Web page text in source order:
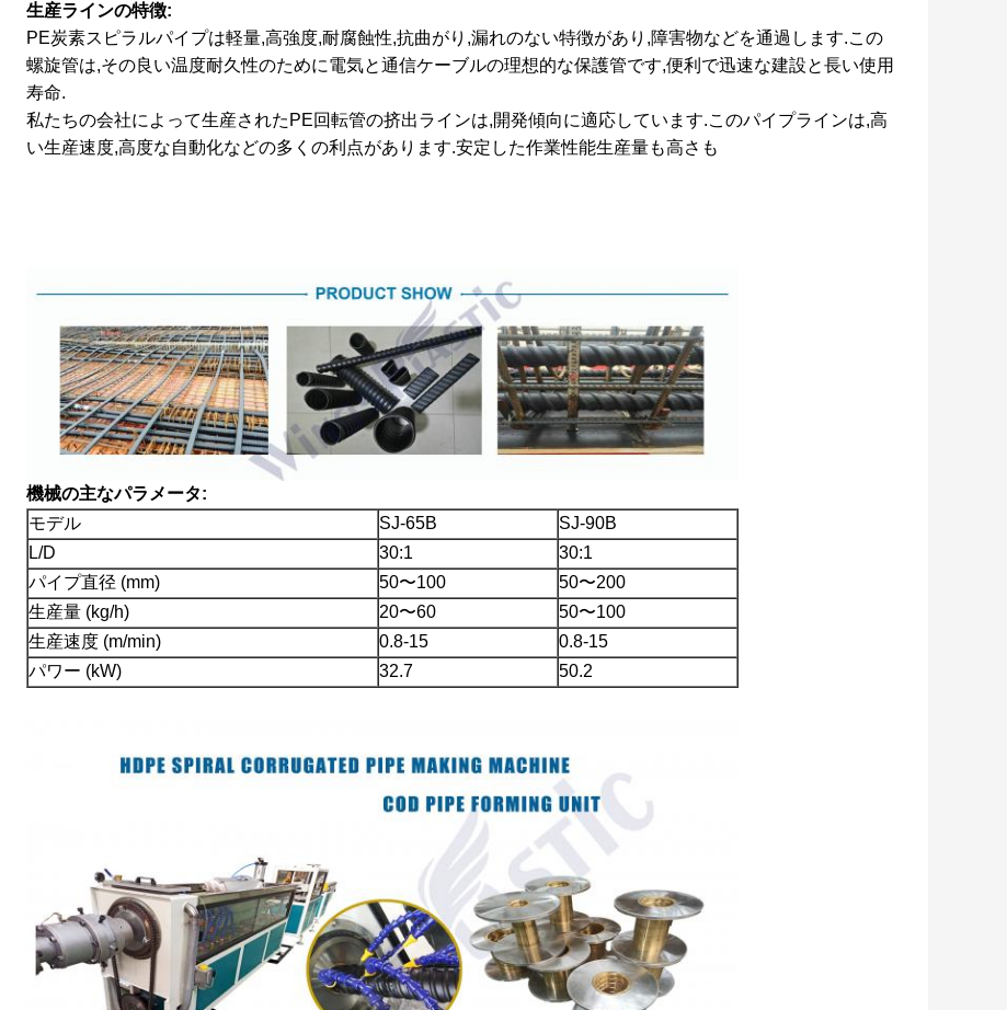
生産ラインの特徴:
PE炭素スピラルパイプは軽量,高強度,耐腐蝕性,抗曲がり,漏れのない特徴があり,障害物などを通過します.この
螺旋管は,その良い温度耐久性のために電気と通信ケーブルの理想的な保護管です,便利で迅速な建設と長い使用
寿命.
私たちの会社によって生産されたPE回転管の挤出ラインは,開発傾向に適応しています.このパイプラインは,高
い生産速度,高度な自動化などの多くの利点があります.安定した作業性能生産量も高さも
機械の主なパラメータ:
モデル
SJ-65B
SJ-90B
L/D
30:1
30:1
パイプ直径 (mm)
50〜100
50〜200
生産量 (kg/h)
20〜60
50〜100
生産速度 (m/min)
0.8-15
0.8-15
パワー (kW)
32.7 50.2